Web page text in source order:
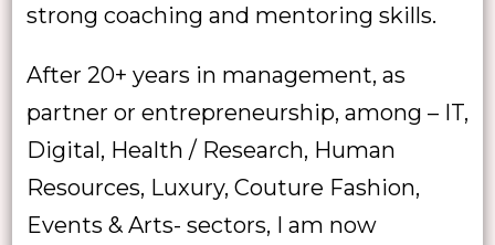
strong coaching and mentoring skills.
After 20+ years in management, as
partner or entrepreneurship, among – IT,
Digital, Health / Research, Human
Resources, Luxury, Couture Fashion,
Events & Arts- sectors, I am now